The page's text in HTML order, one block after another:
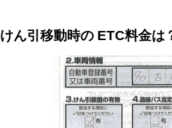
けん引移動時の ETC料金は